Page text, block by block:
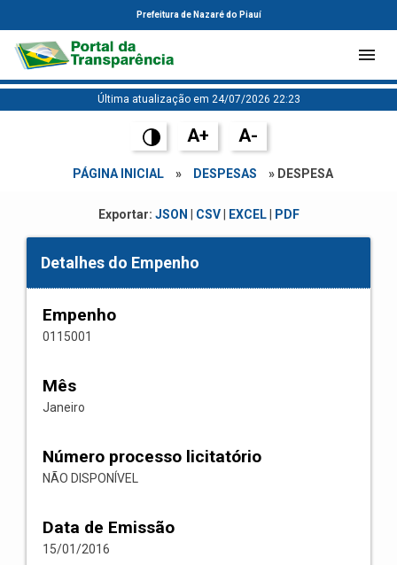
Prefeitura de Nazaré do Piauí
Última atualização em 24/07/2026 22:23
A+ A-
PÁGINA INICIAL » DESPESAS » DESPESA
Exportar: JSON CSV| EXCEL| PDF
Detalhes do Empenho
Empenho
0115001
Mês
Janeiro
Número processo licitatório
NÃO DISPONÍVEL
Data de Emissão
15/01/2016